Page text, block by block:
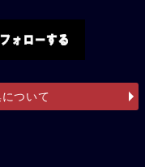
ついて